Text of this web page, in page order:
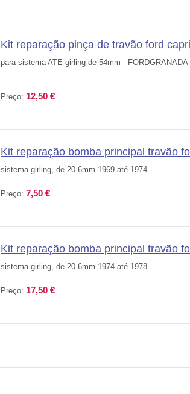
Kit reparação pinça de travão ford
para sistema ATE-girling de 54mm
-...
Preço: 12,50 €
Kit reparação bomba principal travão
sistema girling, de 20.6mm 1969 até 1974
Preço: 7,50 €
Kit reparação bomba principal travão
sistema girling, de 20.6mm 1974 até 1978
Preço: 17,50 €